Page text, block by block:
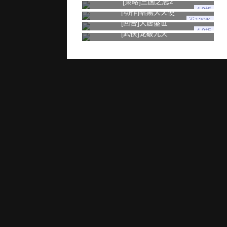
4.0折
[动作]暗黑大天使
返120%
[回合]大唐盛世
4.0折
[武侠]龙破九天